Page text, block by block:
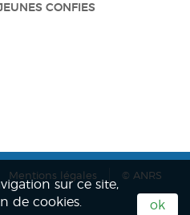
CONFIES
Mentions légales
© ANRS
sur ce site,
de cookies.
ok